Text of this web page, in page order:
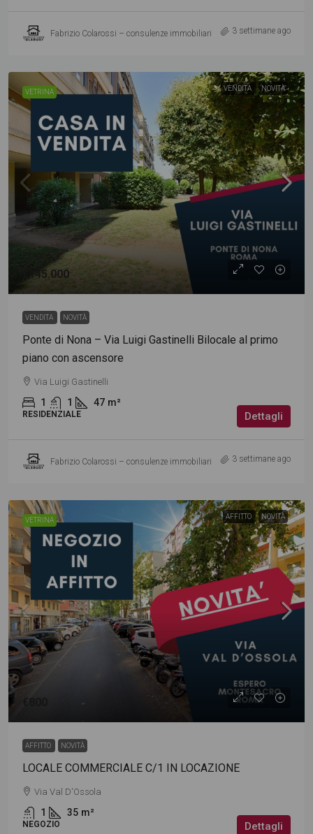
Fabrizio Colarossi – consulenze immobiliari 3 settimane ago
VETRINA VENDITA NOVITÀ
€145.000
VENDITA NOVITÀ
Ponte di Nona – Via Luigi Gastinelli Bilocale al primo
piano con ascensore
Via Luigi Gastinelli
1 1 47 m²
RESIDENZIALE Dettagli
Fabrizio Colarossi – consulenze immobiliari 3 settimane ago
VETRINA AFFITTO NOVITÀ
€800
AFFITTO NOVITÀ
LOCALE COMMERCIALE C/1 IN LOCAZIONE
Via Val D'Ossola
1 35 m²
NEGOZIO Dettagli